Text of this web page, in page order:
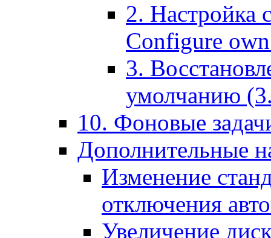
2. Настройка
Configure
3.
умолчанию
10. Фоновые
Дополнительные
Изменение
отключения
Увеличение